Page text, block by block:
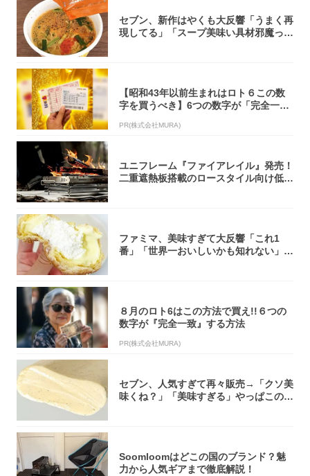
セブン、新作はやくも大反響「うまく再
現してる」「スープ美味い具材邪魔って
【昭和43年以前生まれはロト６この数
字を買うべき】6つの数字が「完全一
PR(株式会社MURA)
ユニフレーム『ファイアレイル』発売！
二重遮熱板搭載のロースタイル向け低型
ファミマ、美味すぎて大反響「これ1
番」「世界一おいしいかも知れない」
８月のロト6はこの方法で買え!!６つの
数字が『完全一致』する方法
PR(株式会社MURA)
セブン、人気すぎて再々販売→「クソ美
味くね？」「美味すぎる」やっぱこのク
Soomloomはどこの国のブランド？魅
力から人気ギアまで徹底解説！